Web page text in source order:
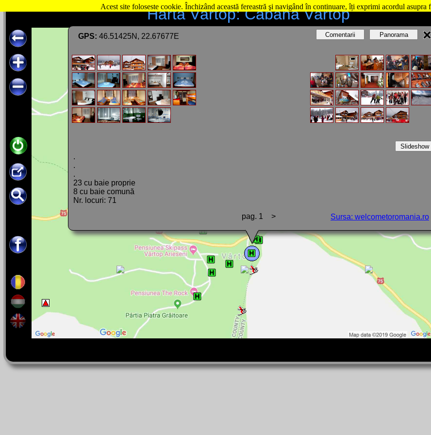
Acest site foloseste cookie. Închizând această fereastră şi navigând în continuare, îți exprimi acordul
Hartă Vârtop: Cabana Vârtop
.
.
.
23 cu baie proprie
8 cu baie comună
Nr. locuri: 71
Ofertă
Toate prețurile sunt cu 30 lei mai puțin pentru toate categoriile, cu condiția ca perioada de cazare să fie
Sursa: welcometoromania.ro
GPS: 46.51425N, 22.67677E
Slideshow
Comentarii Panorama
pag. 1 >